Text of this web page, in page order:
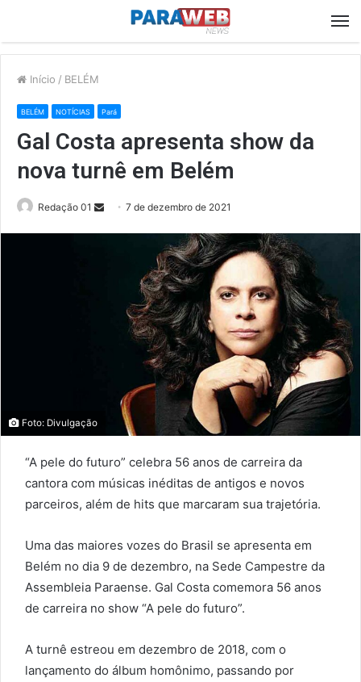
Início / BELÉM
BELÉM NOTÍCIAS Pará
Gal Costa apresenta show da
nova turnê em Belém
Redação 01
Send7 de dezembro de 2021
Foto: Divulgação
“A pele do futuro” celebra 56 anos de carreira da
cantora com músicas inéditas de antigos e novos
parceiros, além de hits que marcaram sua trajetória.
Uma das maiores vozes do Brasil se apresenta em
Belém no dia 9 de dezembro, na Sede Campestre da
Assembleia Paraense. Gal Costa comemora 56 anos
de carreira no show “A pele do futuro”.
A turnê estreou em dezembro de 2018, com o
lançamento do álbum homônimo, passando por